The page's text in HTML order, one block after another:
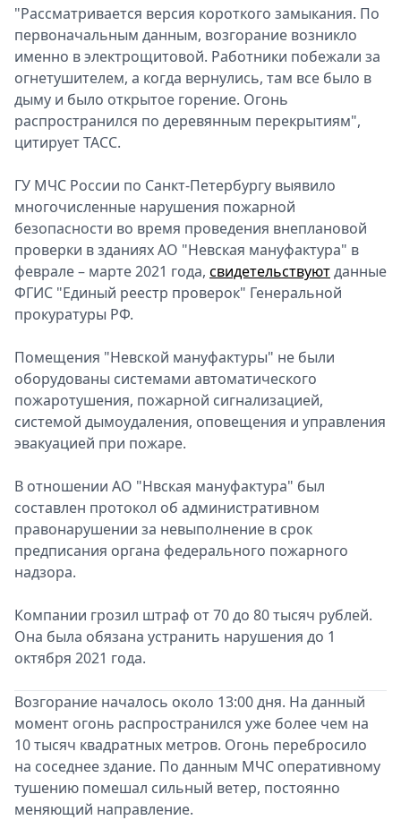
"Рассматривается версия короткого замыкания. По
первоначальным данным, возгорание возникло
именно в электрощитовой. Работники побежали за
огнетушителем, а когда вернулись, там все было в
дыму и было открытое горение. Огонь
распространился по деревянным перекрытиям",
цитирует ТАСС.
ГУ МЧС России по Санкт-Петербургу выявило
многочисленные нарушения пожарной
безопасности во время проведения внеплановой
проверки в зданиях АО "Невская мануфактура" в
феврале – марте 2021 года, свидетельствуютданные
ФГИС "Единый реестр проверок" Генеральной
прокуратуры РФ.
Помещения "Невской мануфактуры" не были
оборудованы системами автоматического
пожаротушения, пожарной сигнализацией,
системой дымоудаления, оповещения и управления
эвакуацией при пожаре.
В отношении АО "Нвская мануфактура" был
составлен протокол об административном
правонарушении за невыполнение в срок
предписания органа федерального пожарного
надзора.
Компании грозил штраф от 70 до 80 тысяч рублей.
Она была обязана устранить нарушения до 1
октября 2021 года.
Возгорание началось около 13:00 дня. На данный
момент огонь распространился уже более чем на
10 тысяч квадратных метров. Огонь перебросило
на соседнее здание. По данным МЧС оперативному
тушению помешал сильный ветер, постоянно
меняющий направление.